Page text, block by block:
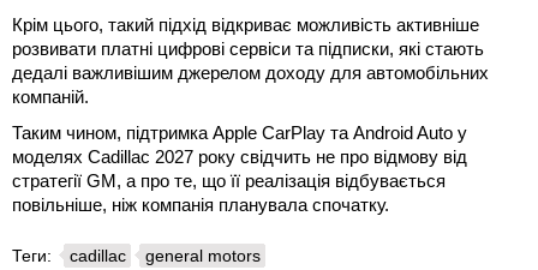
Крім цього, такий підхід відкриває можливість активніше
розвивати платні цифрові сервіси та підписки, які стають
дедалі важливішим джерелом доходу для автомобільних
компаній.
Таким чином, підтримка Apple CarPlay та Android Auto у
моделях Cadillac 2027 року свідчить не про відмову від
стратегії GM, а про те, що її реалізація відбувається
повільніше, ніж компанія планувала спочатку.
Теги: cadillac general motors